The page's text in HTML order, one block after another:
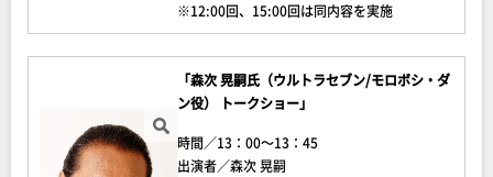
※12:00回、15:00回は同内容を実施
「森次 晃嗣氏（ウルトラセブン/モロボシ・ダ
ン役） トークショー」
時間／13：00～13：45
出演者／森次 晃嗣